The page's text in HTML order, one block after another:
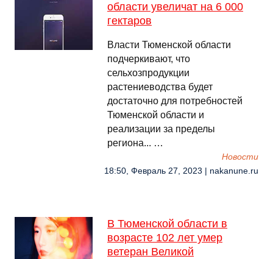
области увеличат на 6 000
гектаров
Власти Тюменской области
подчеркивают, что
сельхозпродукции
растениеводства будет
достаточно для потребностей
Тюменской области и
реализации за пределы
региона... …
Новости
18:50, Февраль 27, 2023 | nakanune.ru
В Тюменской области в
возрасте 102 лет умер
ветеран Великой